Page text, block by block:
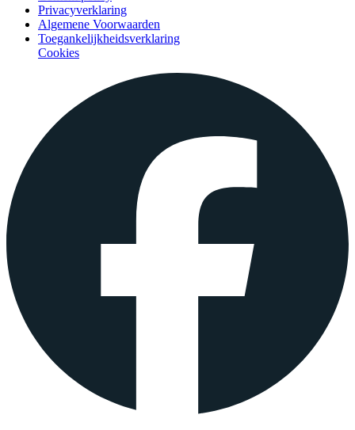
Privacyverklaring
Algemene Voorwaarden
Toegankelijkheidsverklaring
Cookies